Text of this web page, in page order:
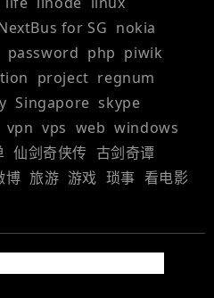
for SG nokia
password php piwik
project regnum
Singapore skype
vpn vps web windows
仙剑奇侠传 古剑奇谭
博 旅游 游戏 琐事 看电影